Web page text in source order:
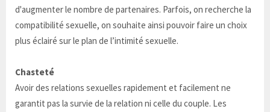
d'augmenter le nombre de partenaires. Parfois, on recherche la
compatibilité sexuelle, on souhaite ainsi pouvoir faire un choix
plus éclairé sur le plan de l’intimité sexuelle.
Chasteté
Avoir des relations sexuelles rapidement et facilement ne
garantit pas la survie de la relation ni celle du couple. Les